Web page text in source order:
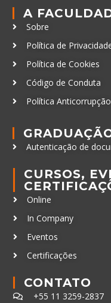
A
Sobre
Política de
Política de Cookies
Código de Conduta
Política Anticorrupção
Autenticação de
CURSOS,
Online
In Company
Eventos
Certificações
CONTATO
+55 11 3259-2837